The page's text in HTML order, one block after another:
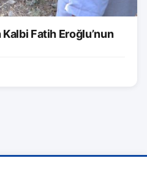
Fatih Eroğlu’nun